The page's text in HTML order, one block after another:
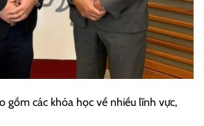
gồm các khóa học về nhiều lĩnh vực,